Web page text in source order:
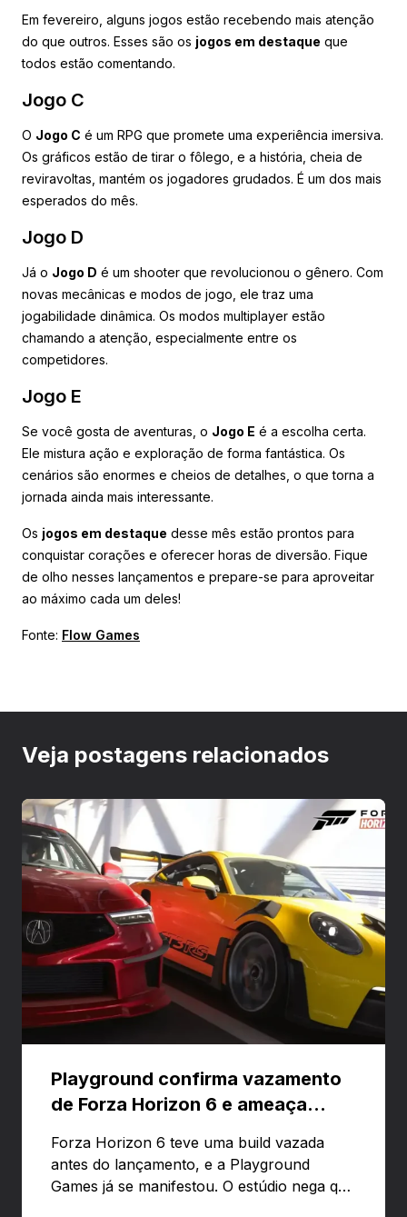
Em fevereiro, alguns jogos estão recebendo mais atenção
do que outros. Esses são os jogos em destaque que
todos estão comentando.
Jogo C
O Jogo C é um RPG que promete uma experiência imersiva.
Os gráficos estão de tirar o fôlego, e a história, cheia de
reviravoltas, mantém os jogadores grudados. É um dos mais
esperados do mês.
Jogo D
Já o Jogo D é um shooter que revolucionou o gênero. Com
novas mecânicas e modos de jogo, ele traz uma
jogabilidade dinâmica. Os modos multiplayer estão
chamando a atenção, especialmente entre os
competidores.
Jogo E
Se você gosta de aventuras, o Jogo E é a escolha certa.
Ele mistura ação e exploração de forma fantástica. Os
cenários são enormes e cheios de detalhes, o que torna a
jornada ainda mais interessante.
Os jogos em destaque desse mês estão prontos para
conquistar corações e oferecer horas de diversão. Fique
de olho nesses lançamentos e prepare-se para aproveitar
ao máximo cada um deles!
Fonte: Flow Games
Veja postagens relacionados
Playground confirma vazamento
de Forza Horizon 6 e ameaça
Forza Horizon 6 teve uma build vazada
antes do lançamento, e a Playground
Games já se manifestou. O estúdio nega que